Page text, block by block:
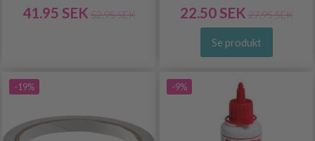
41.95 SEK 52.95 SEK 22.50 SEK 27.95 SEK
Se produkt
-19% -9%